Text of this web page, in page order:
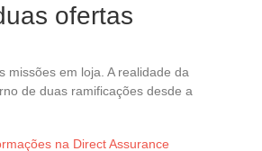
ofertas
missões em loja. A realidade da
de duas ramificações desde a
na Direct Assurance